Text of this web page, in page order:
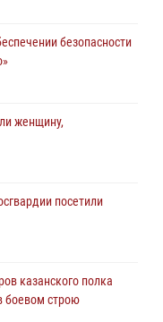
безопасности
женщину,
посетили
казанского полка
боевом строю